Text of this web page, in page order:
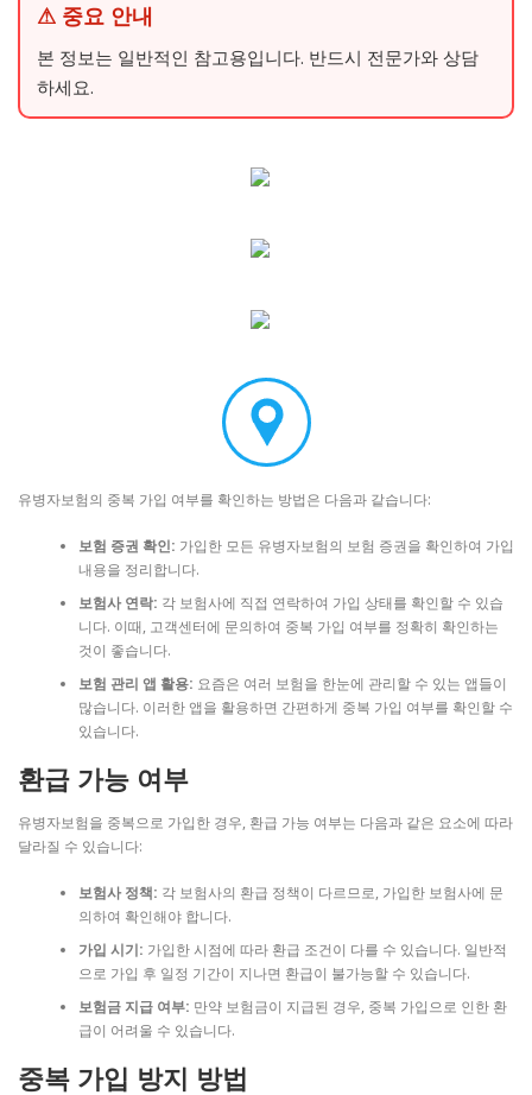
⚠ 중요 안내
본 정보는 일반적인 참고용입니다. 반드시 전문가와 상담
하세요.
유병자보험의 중복 가입 여부를 확인하는 방법은 다음과 같습니다:
보험 증권 확인: 가입한 모든 유병자보험의 보험 증권을 확인하여 가입
내용을 정리합니다.
보험사 연락: 각 보험사에 직접 연락하여 가입 상태를 확인할 수 있습
니다. 이때, 고객센터에 문의하여 중복 가입 여부를 정확히 확인하는
것이 좋습니다.
보험 관리 앱 활용: 요즘은 여러 보험을 한눈에 관리할 수 있는 앱들이
많습니다. 이러한 앱을 활용하면 간편하게 중복 가입 여부를 확인할 수
있습니다.
환급 가능 여부
유병자보험을 중복으로 가입한 경우, 환급 가능 여부는 다음과 같은 요소에 따라
달라질 수 있습니다:
보험사 정책: 각 보험사의 환급 정책이 다르므로, 가입한 보험사에 문
의하여 확인해야 합니다.
가입 시기: 가입한 시점에 따라 환급 조건이 다를 수 있습니다. 일반적
으로 가입 후 일정 기간이 지나면 환급이 불가능할 수 있습니다.
보험금 지급 여부: 만약 보험금이 지급된 경우, 중복 가입으로 인한 환
급이 어려울 수 있습니다.
중복 가입 방지 방법